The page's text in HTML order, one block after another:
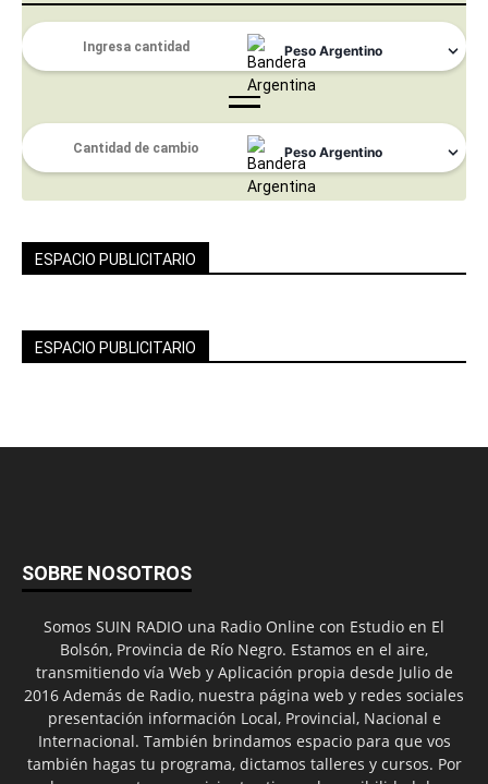
ESPACIO PUBLICITARIO
ESPACIO PUBLICITARIO
SOBRE NOSOTROS
Somos SUIN RADIO una Radio Online con Estudio en El
Bolsón, Provincia de Río Negro. Estamos en el aire,
transmitiendo vía Web y Aplicación propia desde Julio de
2016 Además de Radio, nuestra página web y redes sociales
presentación información Local, Provincial, Nacional e
Internacional. También brindamos espacio para que vos
también hagas tu programa, dictamos talleres y cursos. Por